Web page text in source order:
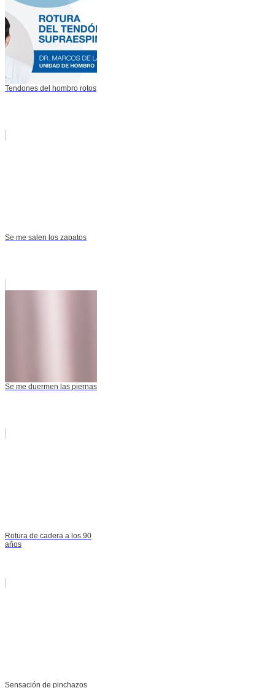
Tendones del hombro rotos
Se me salen los zapatos
Se me duermen las piernas
Rotura de cadera a los 90
años
Sensación de pinchazos